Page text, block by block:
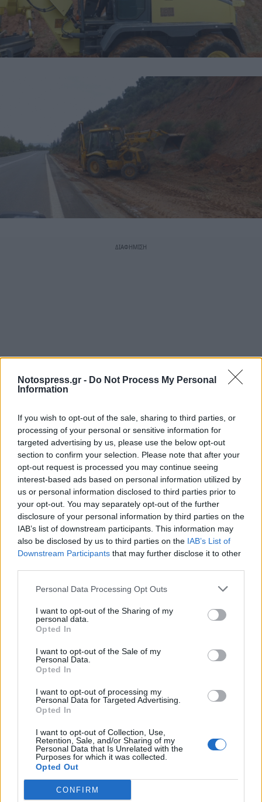
Notospress.gr - Do Not Process My Personal
Information
If you wish to opt-out of the sale, sharing to third parties, or
processing of your personal or sensitive information for
targeted advertising by us, please use the below opt-out
section to confirm your selection. Please note that after your
opt-out request is processed you may continue seeing
interest-based ads based on personal information utilized by
us or personal information disclosed to third parties prior to
your opt-out. You may separately opt-out of the further
disclosure of your personal information by third parties on the
IAB’s list of downstream participants. This information may
also be disclosed by us to third parties on the IAB’s List of
Downstream Participants that may further disclose it to other
Personal Data Processing Opt Outs
I want to opt-out of the Sharing of my
personal data.
Opted In
I want to opt-out of the Sale of my
Personal Data.
Opted In
I want to opt-out of processing my
Personal Data for Targeted Advertising.
Opted In
I want to opt-out of Collection, Use,
Retention, Sale, and/or Sharing of my
Personal Data that Is Unrelated with the
Purposes for which it was collected.
Opted Out
CONFIRM